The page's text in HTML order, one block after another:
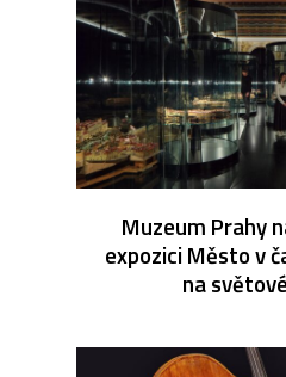
Muzeum Prahy
expozici Město v
na